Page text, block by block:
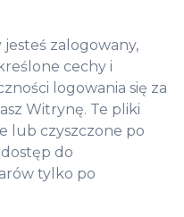
zalogowany,
cechy i
logowania się za
Witrynę. Te pliki
lub czyszczone po
do
tylko po